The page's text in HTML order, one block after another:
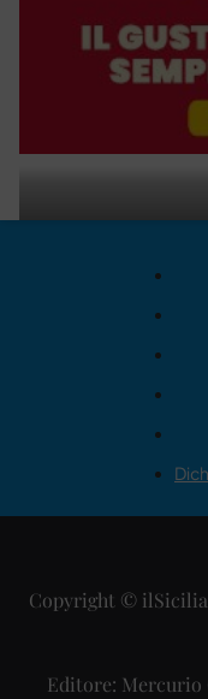
Copyright © ilSicilia
Editore: Mercurio